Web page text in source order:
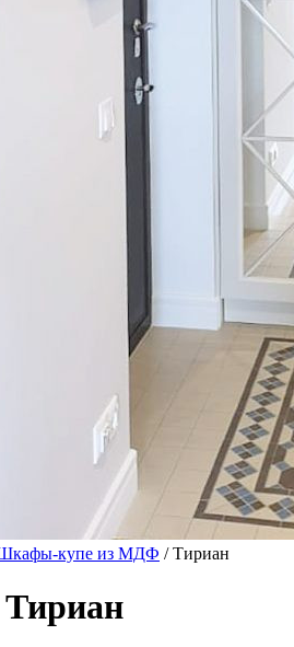
купе из МДФ / Тириан